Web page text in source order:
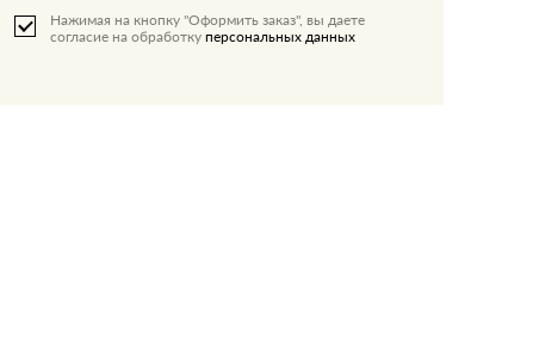
Нажимая на кнопку "Оформить заказ", вы даете
согласие на обработку персональных данных